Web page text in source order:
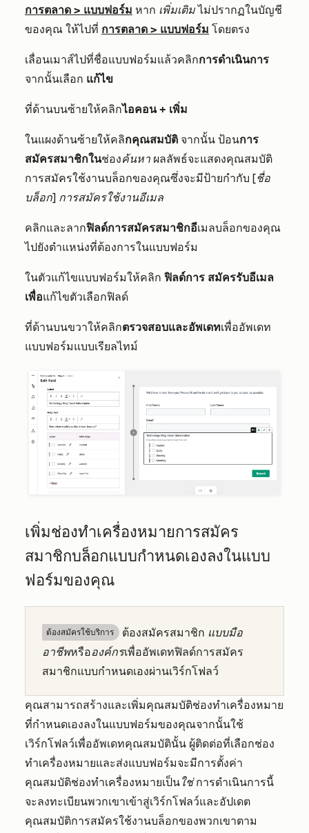
การตลาด > แบบฟอร์ม หาก เพิ่มเติมไม่ปรากฏในบัญชี
ของคุณ ให้ไปที่ การตลาด > แบบฟอร์ม โดยตรง
เลื่อนเมาส์ไปที่ชื่อแบบฟอร์มแล้วคลิกการดำเนินการ
จากนั้นเลือก แก้ไข
ที่ด้านบนซ้ายให้คลิกไอคอน + เพิ่ม
ในแผงด้านซ้ายให้คลิกคุณสมบัติ จากนั้น ป้อนการ
สมัครสมาชิกในช่องค้นหา ผลลัพธ์จะแสดงคุณสมบัติ
การสมัครใช้งานบล็อกของคุณซึ่งจะมีป้ายกำกับ [ชื่อ
บล็อก] การสมัครใช้งานอีเมล
คลิกและลากฟิลด์การสมัครสมาชิกอีเมลบล็อกของคุณ
ไปยังตำแหน่งที่ต้องการในแบบฟอร์ม
ในตัวแก้ไขแบบฟอร์มให้คลิก ฟิลด์การ สมัครรับอีเมล
เพื่อแก้ไขตัวเลือกฟิลด์
ที่ด้านบนขวาให้คลิกตรวจสอบและอัพเดทเพื่ออัพเดท
แบบฟอร์มแบบเรียลไทม์
เพิ่มช่องทำเครื่องหมายการสมัคร
สมาชิกบล็อกแบบกำหนดเองลงในแบบ
ฟอร์มของคุณ
ต้องสมัครใช้บริการ ต้องสมัครสมาชิก แบบมือ
อาชีพหรือองค์กรเพื่ออัพเดทฟิลด์การสมัคร
สมาชิกแบบกำหนดเองผ่านเวิร์กโฟลว์
คุณสามารถสร้างและเพิ่มคุณสมบัติช่องทำเครื่องหมาย
ที่กำหนดเองลงในแบบฟอร์มของคุณจากนั้นใช้
เวิร์กโฟลว์เพื่ออัพเดทคุณสมบัตินั้น ผู้ติดต่อที่เลือกช่อง
ทำเครื่องหมายและส่งแบบฟอร์มจะมีการตั้งค่า
คุณสมบัติช่องทำเครื่องหมายเป็นใช่การดำเนินการนี้
จะลงทะเบียนพวกเขาเข้าสู่เวิร์กโฟลว์และอัปเดต
คุณสมบัติการสมัครใช้งานบล็อกของพวกเขาตาม